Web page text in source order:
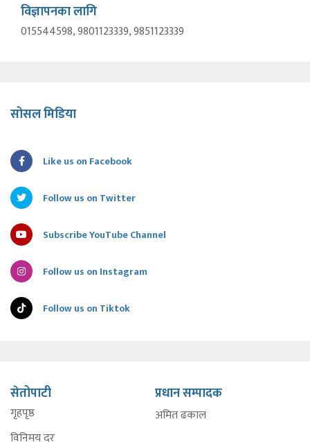
विज्ञापनका लागि
015544598, 9801123339, 9851123339
सोसल मिडिया
Like us on Facebook
Follow us on Twitter
Subscribe YouTube Channel
Follow us on Instagram
Follow us on Tiktok
सेतोपाटी
गृहपृष्ठ
विनिमय दर
प्रधान सम्पादक
अमित ढकाल